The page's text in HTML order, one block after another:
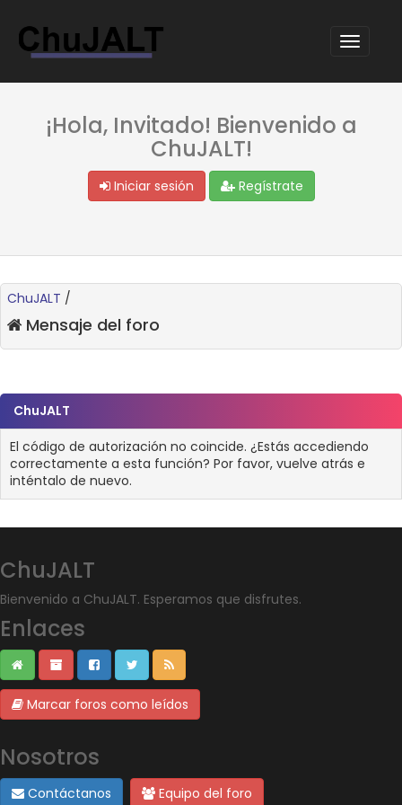
¡Hola, Invitado! Bienvenido a
ChuJALT!
Iniciar sesión Regístrate
ChuJALT /
Mensaje del foro
ChuJALT
El código de autorización no coincide. ¿Estás accediendo
correctamente a esta función? Por favor, vuelve atrás e
inténtalo de nuevo.
ChuJALT
Bienvenido a ChuJALT. Esperamos que disfrutes.
Enlaces
Marcar foros como leídos
Nosotros
Contáctanos Equipo del foro